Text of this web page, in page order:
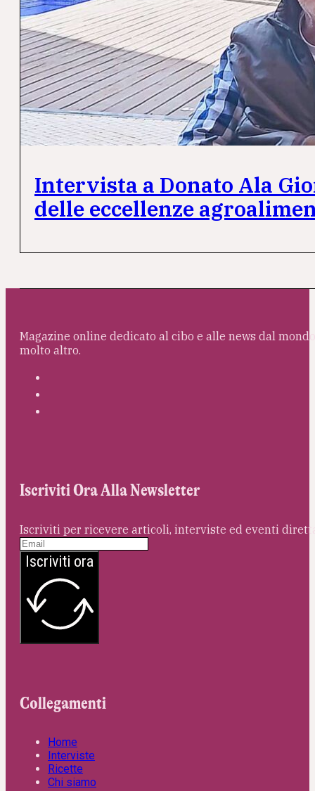
Intervista a Donato Ala
delle eccellenze
Magazine online dedicato al cibo e alle news dal
molto altro.
Iscriviti Ora Alla Newsletter
Iscriviti per ricevere articoli, interviste ed eventi
Iscriviti ora
Collegamenti
Home
Interviste
Ricette
Chi siamo